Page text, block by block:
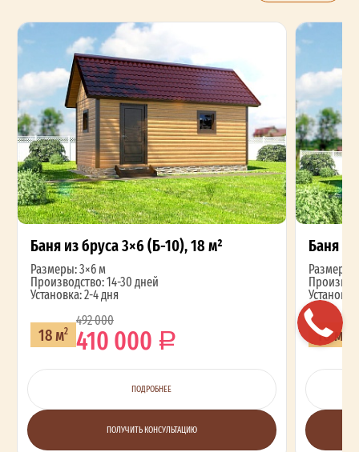
Баня из бруса 3×6 (Б-10), 18 м²
Размеры: 3×6 м
Производство: 14-30 дней
Установка: 2-4 дня
18 м2
492 000
410 000
ПОДРОБНЕЕ
ПОЛУЧИТЬ КОНСУЛЬТАЦИЮ
Баня
Размеры:
16 м2